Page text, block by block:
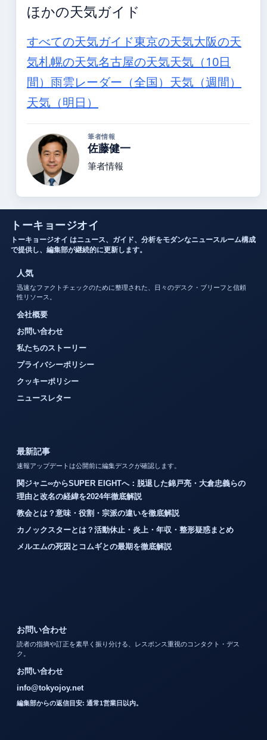
ほかの天気ガイド
すべての天気ガイド東京の天気大阪の天
気札幌の天気名古屋の天気天気（10日
間） 雨雲レーダー（全国） 天気（週間）
天気（明日）
筆者情報
佐藤健一
筆者情報
トーキョージオイ
トーキョージオイ はニュース、ガイド、分析をモダンなニュースルーム構成
で提供し、編集部が継続的に更新します。
人気
迅速なファクトチェックのために整理された、日々のデスク・ブリーフと信頼
性リソース。
会社概要
お問い合わせ
私たちのストーリー
プライバシーポリシー
クッキーポリシー
ニュースレター
最新記事
速報アップデートは公開前に編集デスクが確認します。
関ジャニ∞からSUPER EIGHTへ：脱退した錦戸亮・大倉忠義らの
理由と改名の経緯を2024年徹底解説
教会とは？意味・役割・宗派の違いを徹底解説
カノックスターとは？活動休止・炎上・年収・整形疑惑まとめ
メルエムの死因とコムギとの最期を徹底解説
お問い合わせ
読者の指摘や訂正を素早く振り分ける、レスポンス重視のコンタクト・デス
ク。
お問い合わせ
info@tokyojoy.net
編集部からの返信目安: 通常1営業日以内。